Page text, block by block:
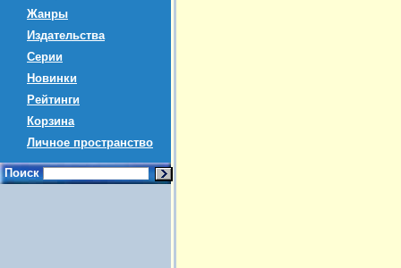
Жанры
Издательства
Серии
Новинки
Рейтинги
Корзина
Личное пространство
Поиск